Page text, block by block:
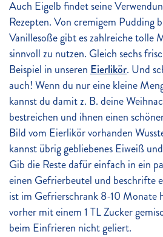
Auch Eigelb findet seine
Rezepten. Von cremigem Pudding
Vanillesoße gibt es zahlreiche tolle
sinnvoll zu nutzen. Gleich sechs
Beispiel in unserenEierlikör. Und
auch! Wenn du nur eine kleine
kannst du damit z. B. deine
bestreichen und ihnen einen
Bild vom Eierlikör vorhanden
kannst übrig gebliebenes Eiweiß
Gib die Reste dafür einfach in ein
einen Gefrierbeutel und beschrifte
ist im Gefrierschrank 8-10 Monate
vorher mit einem 1 TL Zucker
beim Einfrieren nicht geliert.